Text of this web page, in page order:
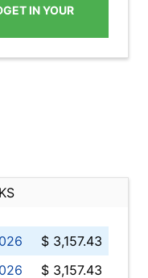
IN YOUR
$ 3,157.43
$ 3,157.43